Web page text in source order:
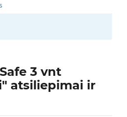
3 vnt
atsiliepimai ir